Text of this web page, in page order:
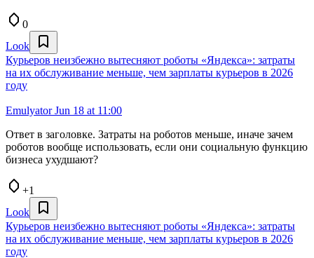
0
Look
Курьеров неизбежно вытесняют роботы «Яндекса»: затраты
на их обслуживание меньше, чем зарплаты курьеров в 2026
году
EmulyatorJun 18 at 11:00
Ответ в заголовке. Затраты на роботов меньше, иначе зачем
роботов вообще использовать, если они социальную функцию
бизнеса ухудшают?
+1
Look
Курьеров неизбежно вытесняют роботы «Яндекса»: затраты
на их обслуживание меньше, чем зарплаты курьеров в 2026
году